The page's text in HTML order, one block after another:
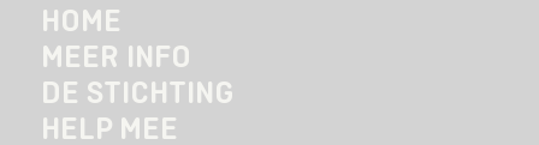
HOME
MEER INFO
DE STICHTING
HELP MEE